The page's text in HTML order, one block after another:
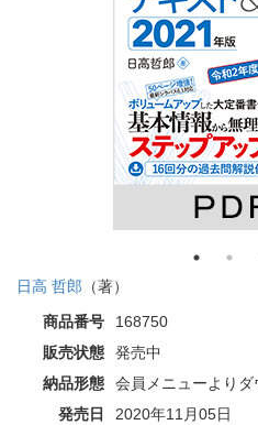
日高 哲郎 （著）
商品番号
168750
販売状態
発売中
納品形態
会員メニューよりダ
発売日
2020年11月05日